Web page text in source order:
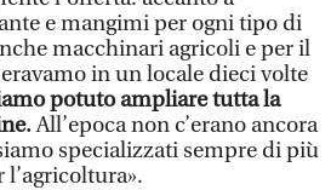
e mangimi per ogni tipo di
macchinari agricoli e per il
in un locale dieci volte
potuto ampliare tutta la
All’epoca non c’erano ancora
specializzati sempre di più